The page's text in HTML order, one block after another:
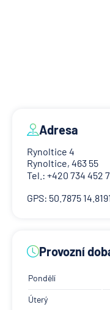
Adresa
Rynoltice 4
Rynoltice, 463 55
Tel.: +420 734 452
GPS: 50.7875
Provozní
Pondělí
Úterý